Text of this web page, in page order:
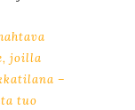
joilla
–
tuo